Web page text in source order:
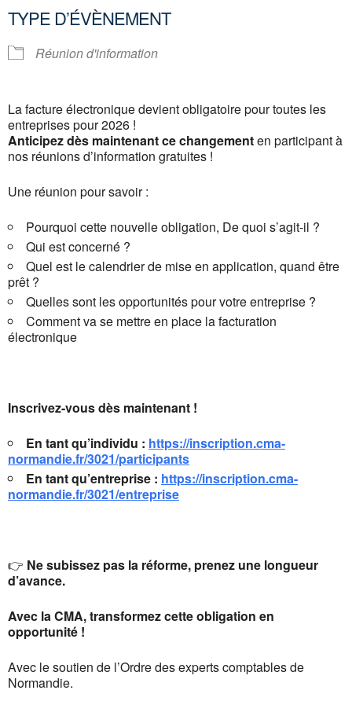
TYPE D’ÉVÈNEMENT
Réunion d'information
La facture électronique devient obligatoire pour toutes les
entreprises pour 2026 !
Anticipez dès maintenant ce changementen participant à
nos réunions d’information gratuites !
Une réunion pour savoir :
Pourquoi cette nouvelle obligation, De quoi s’agit-il ?
Qui est concerné ?
Quel est le calendrier de mise en application, quand être
prêt ?
Quelles sont les opportunités pour votre entreprise ?
Comment va se mettre en place la facturation
électronique
Inscrivez-vous dès maintenant !
En tant qu’individu : https://inscription.cma-
normandie.fr/3021/participants
En tant qu’entreprise : https://inscription.cma-
normandie.fr/3021/entreprise
👉 Ne subissez pas la réforme, prenez une longueur
d’avance.
Avec la CMA, transformez cette obligation en
opportunité !
Avec le soutien de l’Ordre des experts comptables de
Normandie.